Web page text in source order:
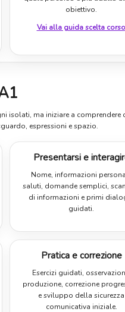
obiettivo.
Vai alla guida scelta corso
isolati, ma iniziare a comprendere
espressioni e spazio.
Presentarsi e
Nome, informazioni
saluti, domande semplici,
di informazioni e primi
guidati.
Pratica e correzione
Esercizi guidati,
produzione, correzione
e sviluppo della sicurezza
comunicativa iniziale.